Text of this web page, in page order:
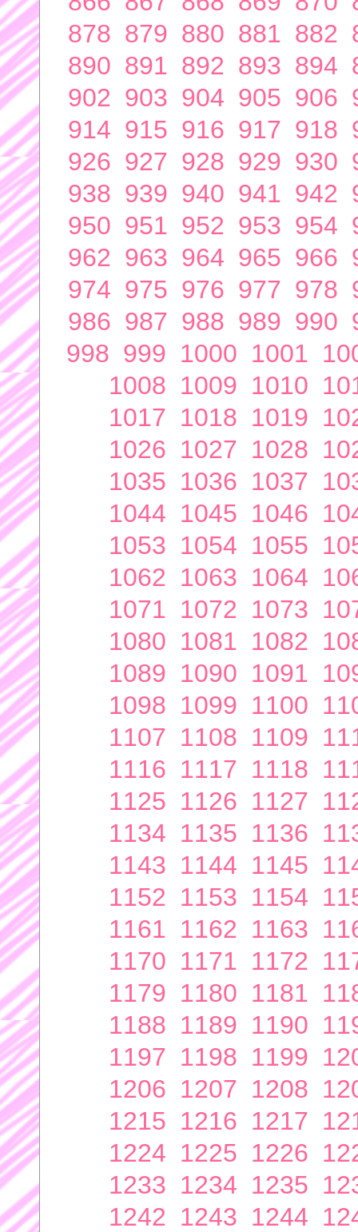
878 879 880 881 882
890 891 892 893 894
902 903 904 905 906
914 915 916 917 918
926 927 928 929 930
938 939 940 941 942
950 951 952 953 954
962 963 964 965 966
974 975 976 977 978
986 987 988 989 990
998 999 1000 1001
1008 1009 1010
1017 1018 1019
1026 1027 1028
1035 1036 1037
1044 1045 1046
1053 1054 1055
1062 1063 1064
1071 1072 1073
1080 1081 1082
1089 1090 1091
1098 1099 1100
1107 1108 1109
1116 1117 1118
1125 1126 1127
1134 1135 1136
1143 1144 1145
1152 1153 1154
1161 1162 1163
1170 1171 1172
1179 1180 1181
1188 1189 1190
1197 1198 1199
1206 1207 1208
1215 1216 1217
1224 1225 1226
1233 1234 1235
1242 1243 1244